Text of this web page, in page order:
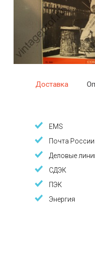
Доставка
EMS
Почта России
Деловые
СДЭК
ПЭК
Энергия